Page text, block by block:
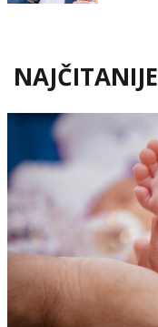
NAJČITANIJE